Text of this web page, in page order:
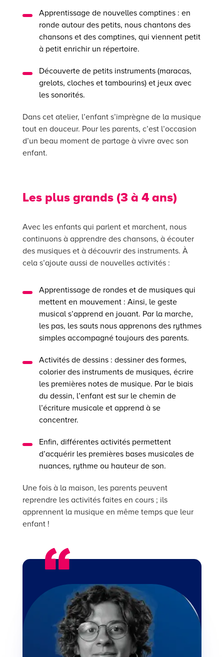
Apprentissage de nouvelles comptines : en
ronde autour des petits, nous chantons des
chansons et des comptines, qui viennent petit
à petit enrichir un répertoire.
Découverte de petits instruments (maracas,
grelots, cloches et tambourins) et jeux avec
les sonorités.
Dans cet atelier, l’enfant s’imprègne de la musique
tout en douceur. Pour les parents, c’est l’occasion
d’un beau moment de partage à vivre avec son
enfant.
Les plus grands (3 à 4 ans)
Avec les enfants qui parlent et marchent, nous
continuons à apprendre des chansons, à écouter
des musiques et à découvrir des instruments. À
cela s’ajoute aussi de nouvelles activités :
Apprentissage de rondes et de musiques qui
mettent en mouvement : Ainsi, le geste
musical s’apprend en jouant. Par la marche,
les pas, les sauts nous apprenons des rythmes
simples accompagné toujours des parents.
Activités de dessins : dessiner des formes,
colorier des instruments de musiques, écrire
les premières notes de musique. Par le biais
du dessin, l’enfant est sur le chemin de
l’écriture musicale et apprend à se
concentrer.
Enfin, différentes activités permettent
d’acquérir les premières bases musicales de
nuances, rythme ou hauteur de son.
Une fois à la maison, les parents peuvent
reprendre les activités faites en cours ; ils
apprennent la musique en même temps que leur
enfant !